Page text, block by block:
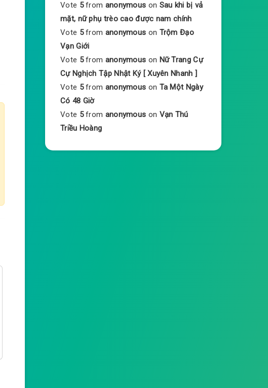
Vote 5 from anonymous on Sau khi bị vả
mặt, nữ phụ trèo cao được nam chính
Vote 5 from anonymous on Trộm Đạo
Vạn Giới
Vote 5 from anonymous on Nữ Trang Cự
Cự Nghịch Tập Nhật Ký [ Xuyên Nhanh ]
Vote 5 from anonymous on Ta Một Ngày
Có 48 Giờ
Vote 5 from anonymous on Vạn Thú
Triều Hoàng